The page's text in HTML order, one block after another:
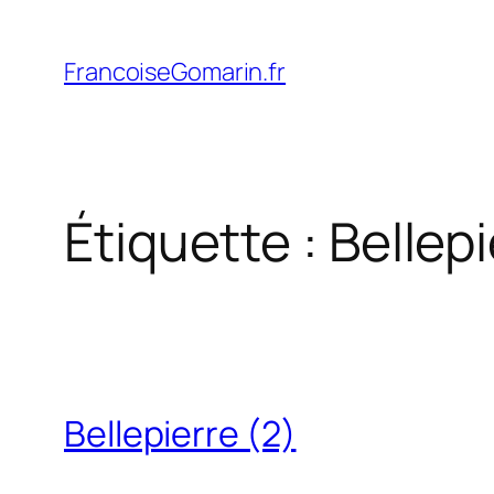
contenu
FrancoiseGomarin.fr
Étiquette :
Bellepierre (2)